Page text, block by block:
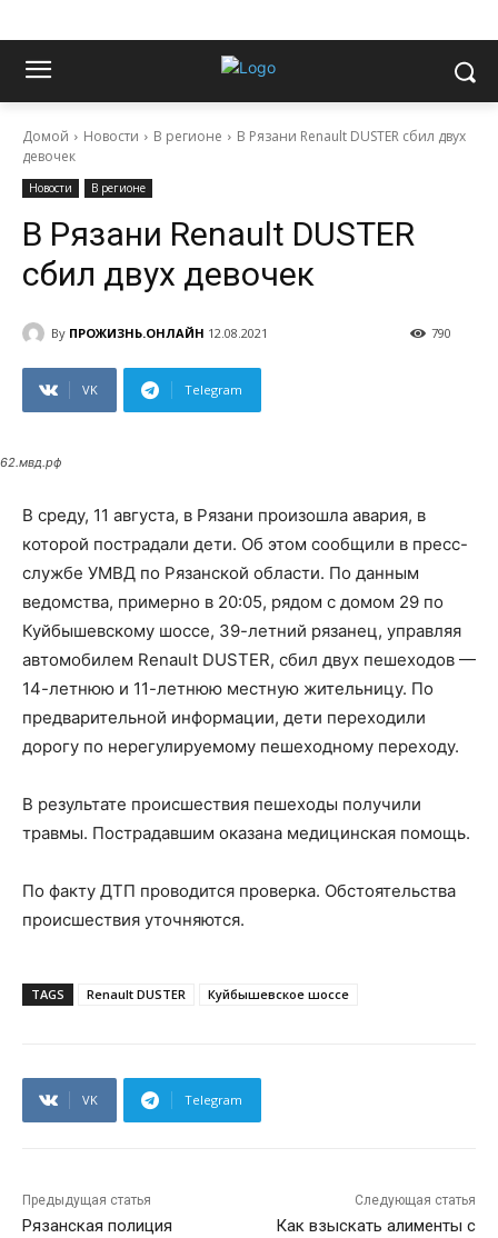
Домой Новости В регионе
В Рязани Renault DUSTER сбил двух
девочек
Новости В регионе
В Рязани Renault DUSTER
сбил двух девочек
By ПРОЖИЗНЬ.ОНЛАЙН 12.08.2021 790
VK Telegram
62.мвд.рф
В среду, 11 августа, в Рязани произошла авария, в
которой пострадали дети. Об этом сообщили в пресс-
службе УМВД по Рязанской области. По данным
ведомства, примерно в 20:05, рядом с домом 29 по
Куйбышевскому шоссе, 39-летний рязанец, управляя
автомобилем Renault DUSTER, сбил двух пешеходов —
14-летнюю и 11-летнюю местную жительницу. По
предварительной информации, дети переходили
дорогу по нерегулируемому пешеходному переходу.
В результате происшествия пешеходы получили
травмы. Пострадавшим оказана медицинская помощь.
По факту ДТП проводится проверка. Обстоятельства
происшествия уточняются.
TAGS Renault DUSTER Куйбышевское шоссе
VK Telegram
Предыдущая статья
Рязанская полиция
Следующая статья
Как взыскать алименты с